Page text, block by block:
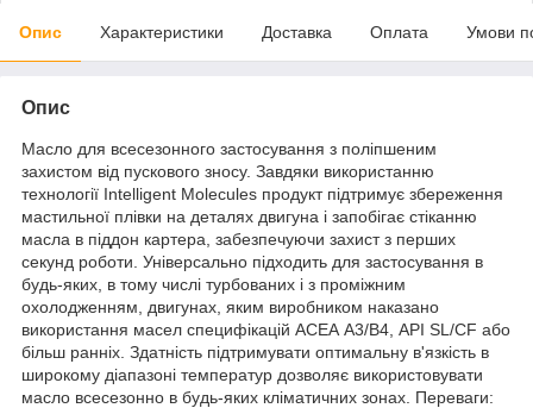
Опис Характеристики Доставка Оплата Умови
Опис
Масло для всесезонного застосування з поліпшеним
захистом від пускового зносу. Завдяки використанню
технології Intelligent Molecules продукт підтримує збереження
мастильної плівки на деталях двигуна і запобігає стіканню
масла в піддон картера, забезпечуючи захист з перших
секунд роботи. Універсально підходить для застосування в
будь-яких, в тому числі турбованих і з проміжним
охолодженням, двигунах, яким виробником наказано
використання масел специфікацій АСЕА А3/В4, API SL/CF або
більш ранніх. Здатність підтримувати оптимальну в'язкість в
широкому діапазоні температур дозволяє використовувати
масло всесезонно в будь-яких кліматичних зонах. Переваги: